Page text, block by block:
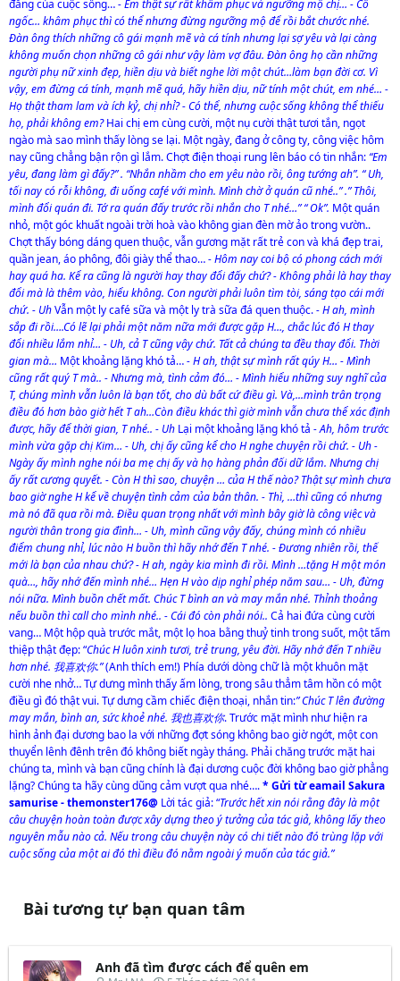
đắng của cuộc sống…- Em thật sự rất khâm phục và ngưỡng mộ chị… - Cô
ngốc… khâm phục thì có thể nhưng đừng ngưỡng mộ để rồi bắt chước nhé.
Đàn ông thích những cô gái mạnh mẽ và cá tính nhưng lại sợ yêu và lại càng
không muốn chọn những cô gái như vậy làm vợ đâu. Đàn ông họ cần những
người phụ nữ xinh đẹp, hiền dịu và biết nghe lời một chút…làm bạn đời cơ. Vì
vậy, em đừng cá tính, mạnh mẽ quá, hãy hiền dịu, nữ tính một chút, em nhé… -
Họ thật tham lam và ích kỷ, chị nhỉ? - Có thể, nhưng cuộc sống không thể thiếu
họ, phải không em?Hai chị em cùng cười, một nụ cười thật tươi tắn, ngọt
ngào mà sao mình thấy lòng se lại. Một ngày, đang ở công ty, công việc hôm
nay cũng chẳng bận rộn gì lắm. Chợt điện thoại rung lên báo có tin nhắn:“Em
yêu, đang làm gì đấy?” . “Nhắn nhầm cho em yêu nào rồi, ông tướng ah”. “ Uh,
tối nay có rỗi không, đi uống café với mình. Mình chờ ở quán cũ nhé..” .” Thôi,
mình đổi quán đi. Tớ ra quán đấy trước rồi nhắn cho T nhé…” “ Ok”. Một quán
nhỏ, một góc khuất ngoài trời hoà vào không gian đèn mờ ảo trong vườn..
Chợt thấy bóng dáng quen thuộc, vẫn gương mặt rất trẻ con và khá đẹp trai,
quần jean, áo phông, đôi giày thể thao…- Hôm nay coi bộ có phong cách mới
hay quá ha. Kể ra cũng là người hay thay đổi đấy chứ? - Không phải là hay thay
đổi mà là thêm vào, hiểu không. Con người phải luôn tìm tòi, sáng tạo cái mới
chứ. - UhVẫn một ly café sữa và một ly trà sữa đá quen thuộc.- H ah, mình
sắp đi rồi….Có lẽ lại phải một năm nữa mới được gặp H…, chắc lúc đó H thay
đổi nhiều lắm nhỉ… - Uh, cả T cũng vậy chứ. Tất cả chúng ta đều thay đổi. Thời
gian mà… Một khoảng lặng khó tả…- H ah, thật sự mình rất qúy H… - Mình
cũng rất quý T mà.. - Nhưng mà, tình cảm đó… - Mình hiểu những suy nghĩ của
T, chúng mình vẫn luôn là bạn tốt, cho dù bất cứ điều gì. Và,...mình trân trọng
điều đó hơn bào giờ hết T ah…Còn điều khác thì giờ mình vẫn chưa thể xác định
được, hãy để thời gian, T nhé.. - Uh Lại một khoảng lặng khó tả - Ah, hôm trước
mình vừa gặp chị Kim… - Uh, chị ấy cũng kể cho H nghe chuyện rồi chứ. - Uh -
Ngày ấy mình nghe nói ba mẹ chị ấy và họ hàng phản đối dữ lắm. Nhưng chị
ấy rất cương quyết. - Còn H thì sao, chuyện … của H thế nào? Thật sự mình chưa
bao giờ nghe H kể về chuyện tình cảm của bản thân. - Thì, …thì cũng có nhưng
mà nó đã qua rồi mà. Điều quan trọng nhất với mình bây giờ là công việc và
người thân trong gia đình… - Uh, mình cũng vậy đấy, chúng mình có nhiều
điểm chung nhỉ, lúc nào H buồn thì hãy nhớ đến T nhé. - Đương nhiên rồi, thế
mới là bạn của nhau chứ? - H ah, ngày kia mình đi rồi. Mình …tặng H một món
quà…, hãy nhớ đến mình nhé… Hẹn H vào dịp nghỉ phép năm sau… - Uh, đừng
nói nữa. Mình buồn chết mất. Chúc T bình an và may mắn nhé. Thỉnh thoảng
nếu buồn thì call cho mình nhé.. - Cái đó còn phải nói.. Cả hai đứa cùng cười
vang… Một hộp quà trước mắt, một lọ hoa bằng thuỷ tinh trong suốt, một tấm
thiệp thật đẹp: “Chúc H luôn xinh tươi, trẻ trung, yêu đời. Hãy nhớ đến T nhiều
hơn nhé. 我喜欢你.”(Anh thích em!) Phía dưới dòng chữ là một khuôn mặt
cười nhe nhở… Tự dưng mình thấy ấm lòng, trong sâu thẳm tâm hồn có một
điều gì đó thật vui. Tự dưng cầm chiếc điện thoại, nhắn tin:” Chúc T lên đường
may mắn, bình an, sức khoẻ nhé. 我也喜欢你. Trước mặt mình như hiện ra
hình ảnh đại dương bao la với những đợt sóng không bao giờ ngớt, một con
thuyển lênh đênh trên đó không biết ngày tháng. Phải chăng trước mặt hai
chúng ta, mình và bạn cũng chính là đại dương cuộc đời không bao giờ phẳng
lặng? Chúng ta hãy cùng dũng cảm vượt qua nhé….* Gửi từ eamail Sakura
samurise - themonster176@ Lời tác giả: “Trước hết xin nói rằng đây là một
câu chuyện hoàn toàn được xây dựng theo ý tưởng của tác giả, không lấy theo
nguyên mẫu nào cả. Nếu trong câu chuyện này có chi tiết nào đó trùng lặp với
cuộc sống của một ai đó thì điều đó nằm ngoài ý muốn của tác giả.”
Bài tương tự bạn quan tâm
Anh đã tìm được cách để quên em